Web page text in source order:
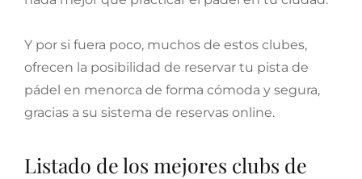
Y por si fuera poco, muchos de estos clubes,
ofrecen la posibilidad de reservar tu pista de
pádel en menorca de forma cómoda y segura,
gracias a su sistema de reservas online.
Listado de los mejores clubs de